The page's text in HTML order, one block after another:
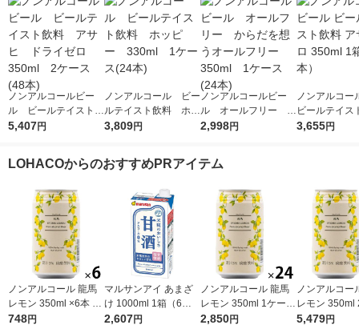
ノンアルコールビー
ル ビールテイスト飲
料 アサヒ ドライゼ
5,407円
ノンアルコール ビー
ルテイスト飲料 ホッ
ピー 330ml 1ケー
3,809円
ノンアルコールビー
ル オールフリー か
らだを想うオールフリ
2,998円
ノンアルコー
ビールテイス
アサヒゼロ
3,655円
LOHACOからのおすすめPRアイテム
ノンアルコール 龍馬
レモン 350ml ×6本 日
本ビール
748円
マルサンアイ あまざ
け 1000ml 1箱（6本
入）
2,607円
ノンアルコール 龍馬
レモン 350ml 1ケース
（24本） 日本ビール
2,850円
ノンアルコー
レモン 350ml
（48本） 日
5,479円